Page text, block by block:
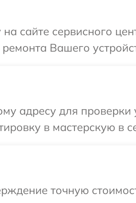
сайте сервисного
Вашего
адресу для проверки
в мастерскую в
точную